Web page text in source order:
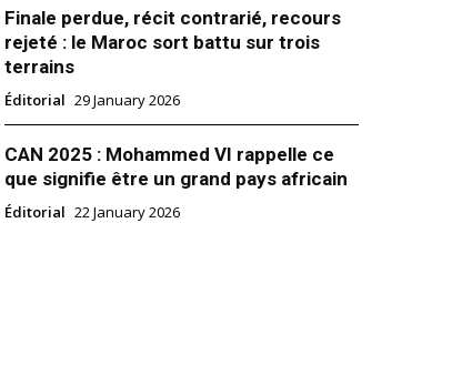
conduit la
à Kigali
apprend de sources
c’est le chef du
Eddine El Otmani, qui
Mohammed VI au
sur la zone de libre-
s’ouvre mercredi 21
Finale perdue, récit contrarié, recours
rejeté : le Maroc sort battu sur trois
terrains
Éditorial 29 January 2026
CAN 2025 : Mohammed VI rappelle ce
que signifie être un grand pays africain
Éditorial 22 January 2026